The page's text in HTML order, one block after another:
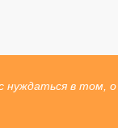
нуждаться в том,